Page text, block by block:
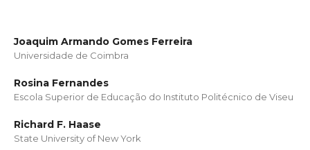
Joaquim Armando Gomes Ferreira
Universidade de Coimbra
Rosina Fernandes
Escola Superior de Educação do Instituto Politécnico de Viseu
Richard F. Haase
State University of New York